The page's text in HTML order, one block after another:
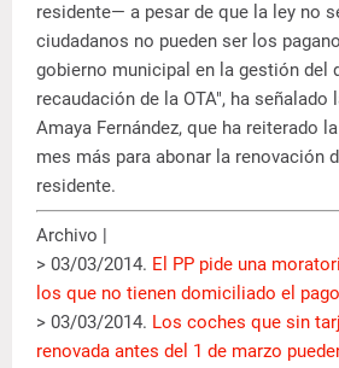
residente— a pesar de que la ley no
ciudadanos no pueden ser los
gobierno municipal en la gestión del
recaudación de la OTA", ha señalado
Amaya Fernández, que ha reiterado
mes más para abonar la renovación
residente.
Archivo |
> 03/03/2014. El PP pide una
los que no tienen domiciliado el
> 03/03/2014. Los coches que sin
renovada antes del 1 de marzo